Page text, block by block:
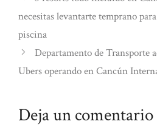
necesitas levantarte temprano
piscina
Departamento de Transporte
Ubers operando en Cancún
Deja un comentario